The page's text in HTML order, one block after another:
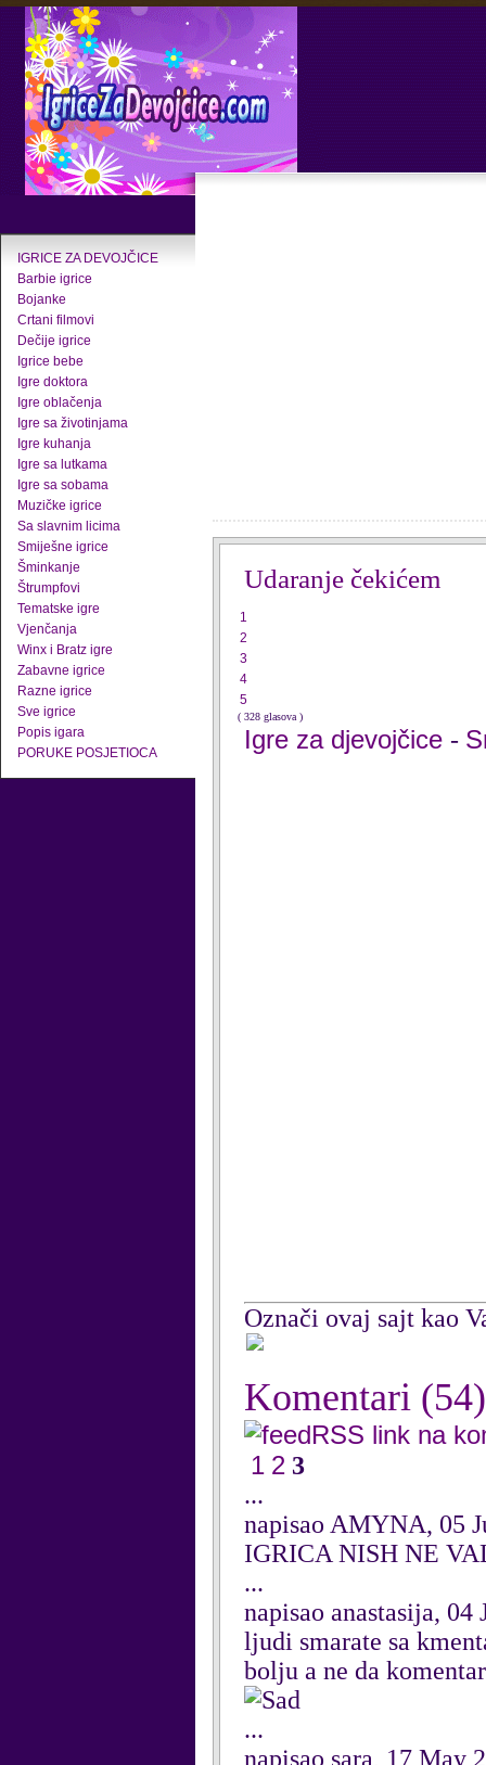
IGRICE ZA DEVOJČICE
Barbie igrice
Bojanke
Crtani filmovi
Dečije igrice
Igrice bebe
Igre doktora
Igre oblačenja
Igre sa životinjama
Igre kuhanja
Igre sa lutkama
Igre sa sobama
Muzičke igrice
Sa slavnim licima
Smiješne igrice
Šminkanje
Štrumpfovi
Tematske igre
Vjenčanja
Winx i Bratz igre
Zabavne igrice
Razne igrice
Sve igrice
Popis igara
PORUKE POSJETIOCA
Udaranje čekićem
1
2
3
4
5
( 328 glasova )
Igre za djevojčice -
Označi ovaj sajt kao
Komentari (54)
RSS link na
1 2 3
...
napisao AMYNA, 05
IGRICA NISH NE
...
napisao anastasija, 04
ljudi smarate sa
bolju a ne da
...
napisao sara, 17 May